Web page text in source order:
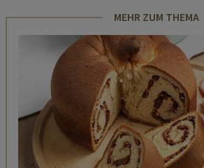
MEHR ZUM THEMA